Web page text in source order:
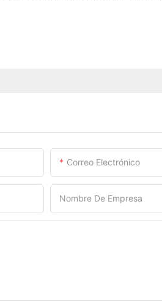
Correo Electrónico
Nombre De Empresa